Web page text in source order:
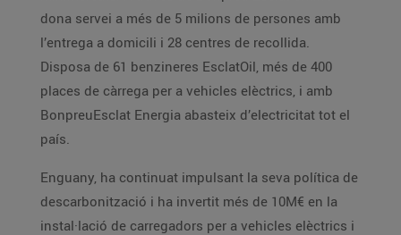
dona servei a més de 5 milions de persones amb
l’entrega a domicili i 28 centres de recollida.
Disposa de 61 benzineres EsclatOil, més de 400
places de càrrega per a vehicles elèctrics, i amb
BonpreuEsclat Energia abasteix d’electricitat tot el
país.
Enguany, ha continuat impulsant la seva política de
descarbonització i ha invertit més de 10M€ en la
instal·lació de carregadors per a vehicles elèctrics i